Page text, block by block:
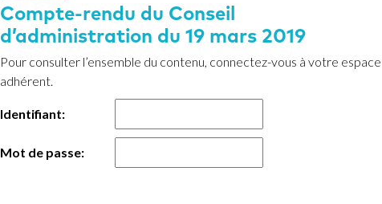
Compte-rendu du Conseil
d’administration du 19 mars 2019
Pour consulter l’ensemble du contenu, connectez-vous à votre espace
adhérent.
Identifiant:
Mot de passe: